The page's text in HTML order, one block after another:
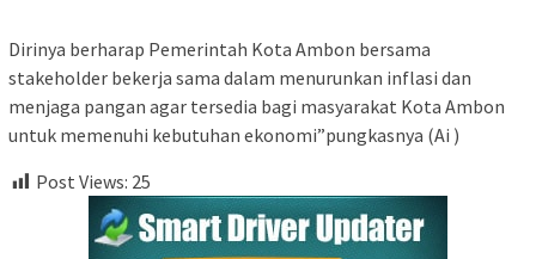
Dirinya berharap Pemerintah Kota Ambon bersama
stakeholder bekerja sama dalam menurunkan inflasi dan
menjaga pangan agar tersedia bagi masyarakat Kota Ambon
untuk memenuhi kebutuhan ekonomi”pungkasnya (Ai )
Post Views: 25